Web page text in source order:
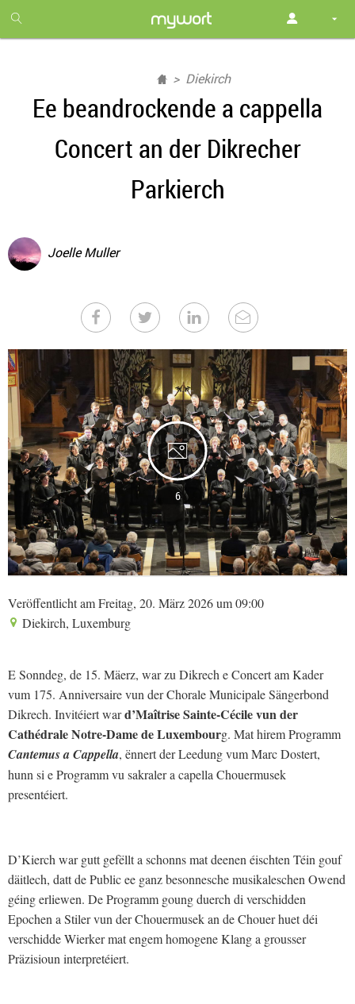
month
free
Diekirch
Ee beandrockende a cappella
Concert an der Dikrecher
Parkierch
Joelle Muller
6
Veröffentlicht am Freitag, 20. März 2026 um 09:00
Diekirch, Luxemburg
E Sonndeg, de 15. Mäerz, war zu Dikrech e Concert am Kader
vum 175. Anniversaire vun der Chorale Municipale Sängerbond
Dikrech. Invitéiert ward’Maîtrise Sainte-Cécile vun der
Cathédrale Notre-Dame de Luxembourg. Mat hirem Programm
Cantemus a Cappella, ënnert der Leedung vum Marc Dostert,
hunn si e Programm vu sakraler a capella Chouermusek
presentéiert.
D’Kierch war gutt gefëllt a schonns mat deenen éischten Téin gouf
däitlech, datt de Public ee ganz besonnesche musikaleschen Owend
géing erliewen. De Programm goung duerch di verschidden
Epochen a Stiler vun der Chouermusek an de Chouer huet déi
verschidde Wierker mat engem homogene Klang a grousser
Präzisioun interpretéiert.